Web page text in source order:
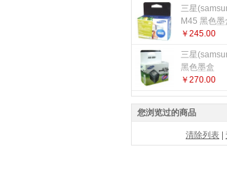
三星
M45 黑色墨
￥245.00
三星
黑色墨盒
￥270.00
您浏览过的商品
清除列表